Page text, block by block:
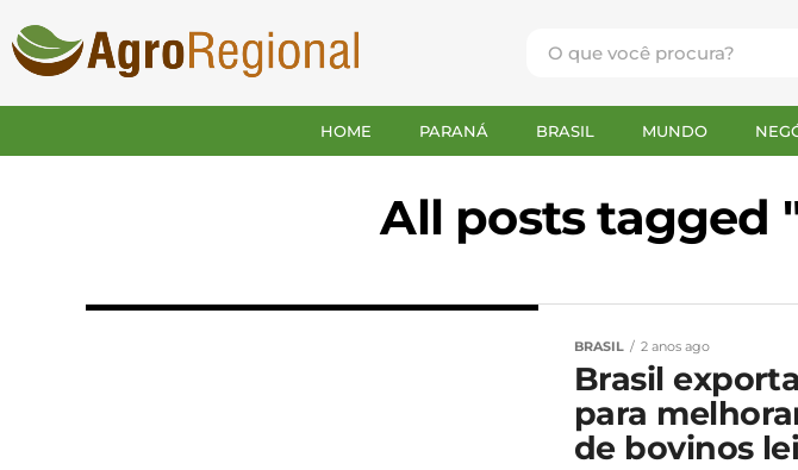
HOME PARANÁ BRASIL MUNDO
All posts tagged
BRASIL 2 anos ago
Brasil
para
de bovinos